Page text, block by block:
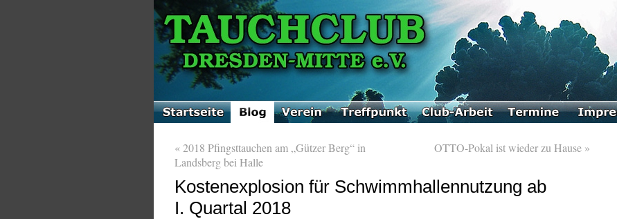
«2018 Pfingsttauchen am „Gützer Berg“ in
Landsberg bei Halle
OTTO-Pokal ist wieder zu Hause »
Kostenexplosion für Schwimmhallennutzung ab
I. Quartal 2018